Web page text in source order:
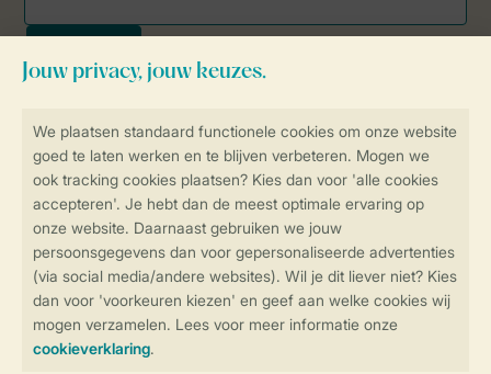
Controle over jouw gegevens &
Veilig en snel online boeken
SSL certificaat
Veilige gegevensoverdracht